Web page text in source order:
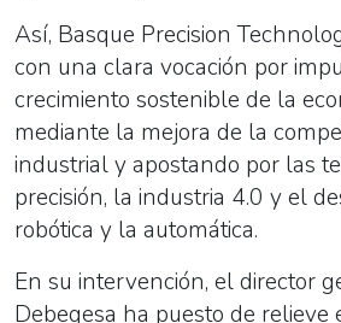
Así, Basque Precision
con una clara vocación por
crecimiento sostenible de la
mediante la mejora de la
industrial y apostando por las
precisión, la industria 4.0 y el
robótica y la automática.
En su intervención, el director
Debegesa ha puesto de relieve